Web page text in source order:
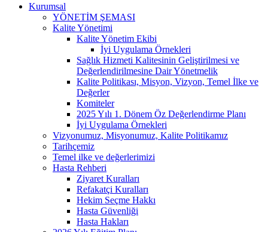
Kurumsal
YÖNETİM ŞEMASI
Kalite Yönetimi
Kalite Yönetim Ekibi
İyi Uygulama Örnekleri
Sağlık Hizmeti Kalitesinin Geliştirilmesi ve
Değerlendirilmesine Dair Yönetmelik
Kalite Politikası, Misyon, Vizyon, Temel İlke ve
Değerler
Komiteler
2025 Yılı 1. Dönem Öz Değerlendirme Planı
İyi Uygulama Örnekleri
Vizyonumuz, Misyonumuz, Kalite Politikamız
Tarihçemiz
Temel ilke ve değerlerimizi
Hasta Rehberi
Ziyaret Kuralları
Refakatçi Kuralları
Hekim Seçme Hakkı
Hasta Güvenliği
Hasta Hakları